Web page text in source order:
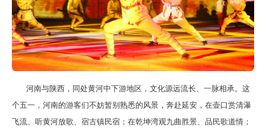
河南与陕西，同处黄河中下游地区，文化源远流长、一脉相承。这
个五一，河南的游客们不妨暂别熟悉的风景，奔赴延安，在壶口赏清瀑
飞流、听黄河放歌、宿古镇民宿；在乾坤湾观九曲胜景、品民歌道情；